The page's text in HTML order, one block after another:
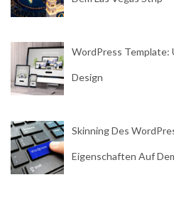
WordPress Template:
Design
Skinning Des
Eigenschaften Auf